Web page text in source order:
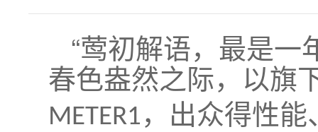
“莺初解语，最是
春色盎然之际，以旗
METER1 ，出众得性